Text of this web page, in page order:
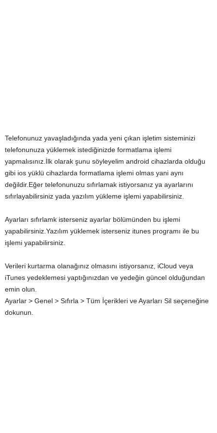
Telefonunuz yavaşladığında yada yeni çıkan işletim sisteminizi
telefonunuza yüklemek istediğinizde formatlama işlemi
yapmalısınız.İlk olarak şunu söyleyelim android cihazlarda olduğu
gibi ios yüklü cihazlarda formatlama işlemi olmas yani aynı
değildir.Eğer telefonunuzu sıfırlamak istiyorsanız ya ayarlarını
sıfırlayabilirsiniz yada yazılım yükleme işlemi yapabilirsiniz.
Ayarları sıfırlamk isterseniz ayarlar bölümünden bu işlemi
yapabilirsiniz.Yazılım yüklemek isterseniz itunes programı ile bu
işlemi yapabilirsiniz.
Verileri kurtarma olanağınız olmasını istiyorsanız, iCloud veya
iTunes yedeklemesi yaptığınızdan ve yedeğin güncel olduğundan
emin olun.
Ayarlar > Genel > Sıfırla > Tüm İçerikleri ve Ayarları Sil seçeneğine
dokunun.